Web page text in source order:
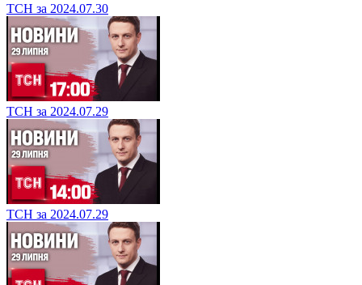
ТСН за 2024.07.30
ТСН за 2024.07.29
ТСН за 2024.07.29